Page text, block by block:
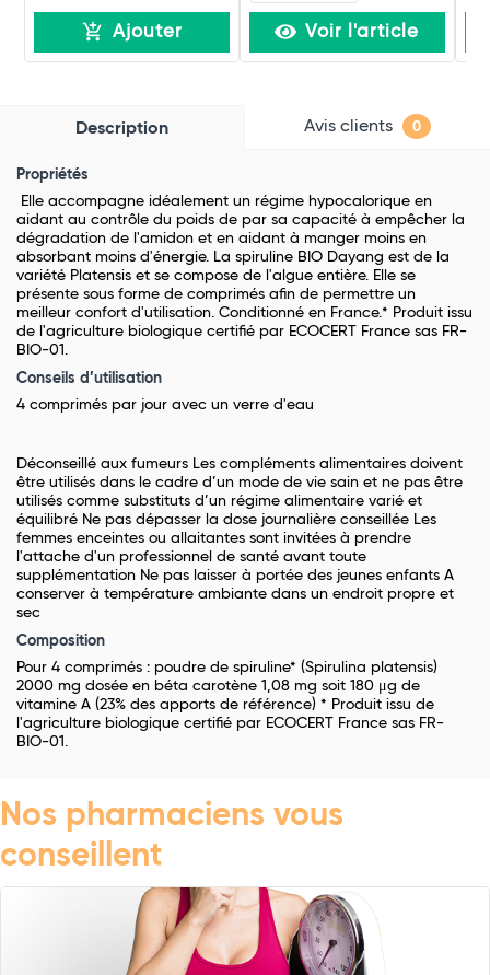
Ajouter Voir l'article
Description Avis clients 0
Propriétés
Elle accompagne idéalement un régime hypocalorique en
aidant au contrôle du poids de par sa capacité à empêcher la
dégradation de l'amidon et en aidant à manger moins en
absorbant moins d'énergie. La spiruline BIO Dayang est de la
variété Platensis et se compose de l'algue entière. Elle se
présente sous forme de comprimés afin de permettre un
meilleur confort d'utilisation. Conditionné en France.* Produit issu
de l'agriculture biologique certifié par ECOCERT France sas FR-
BIO-01.
Conseils d’utilisation
4 comprimés par jour avec un verre d'eau
Déconseillé aux fumeurs Les compléments alimentaires doivent
être utilisés dans le cadre d’un mode de vie sain et ne pas être
utilisés comme substituts d’un régime alimentaire varié et
équilibré Ne pas dépasser la dose journalière conseillée Les
femmes enceintes ou allaitantes sont invitées à prendre
l'attache d'un professionnel de santé avant toute
supplémentation Ne pas laisser à portée des jeunes enfants A
conserver à température ambiante dans un endroit propre et
sec
Composition
Pour 4 comprimés : poudre de spiruline* (Spirulina platensis)
2000 mg dosée en béta carotène 1,08 mg soit 180 μg de
vitamine A (23% des apports de référence) * Produit issu de
l'agriculture biologique certifié par ECOCERT France sas FR-
BIO-01.
Nos pharmaciens vous
conseillent